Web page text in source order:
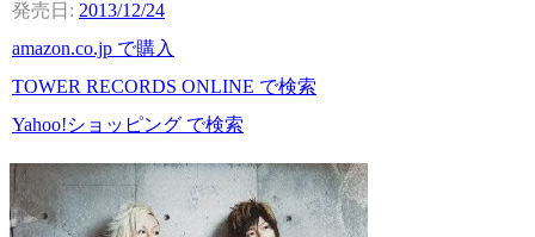
2013/12/24
amazon.co.jp で購入
TOWER RECORDS ONLINE で検索
Yahoo!ショッピング で検索